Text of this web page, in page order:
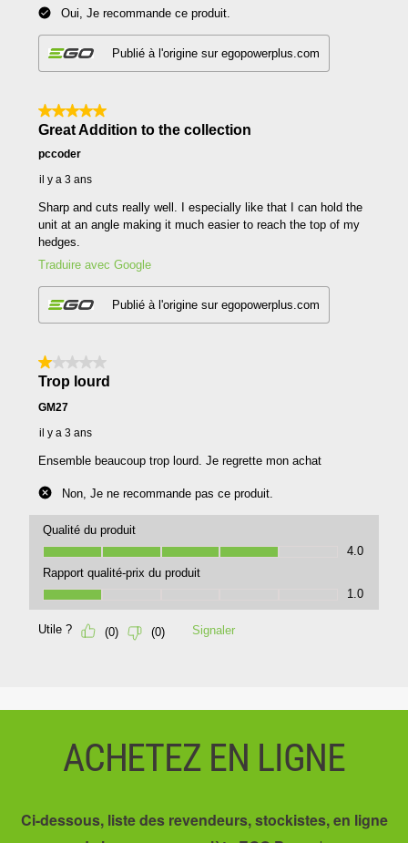
ACHETEZ EN LIGNE
Ci-dessous, liste des revendeurs, stockistes, en ligne